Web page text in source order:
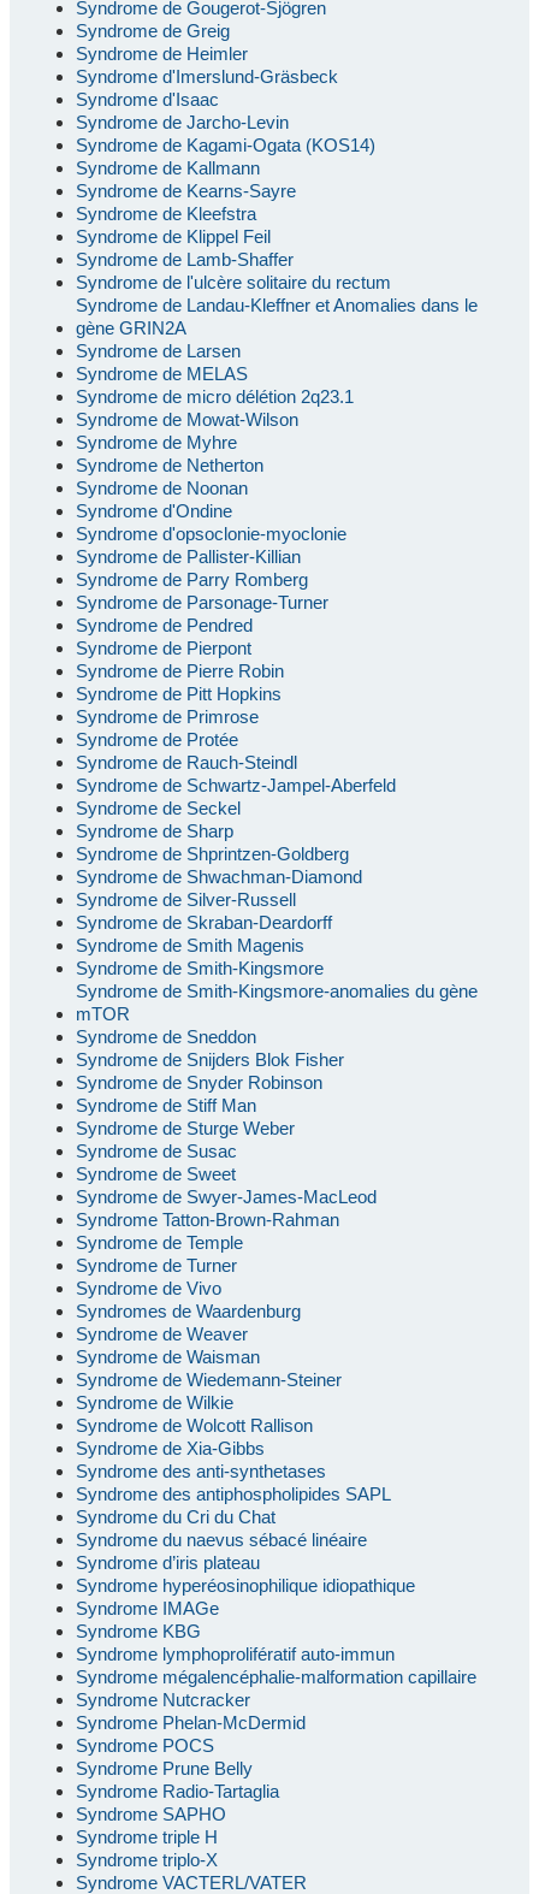
Syndrome de Gougerot-Sjögren
Syndrome de Greig
Syndrome de Heimler
Syndrome d'Imerslund-Gräsbeck
Syndrome d'Isaac
Syndrome de Jarcho-Levin
Syndrome de Kagami-Ogata (KOS14)
Syndrome de Kallmann
Syndrome de Kearns-Sayre
Syndrome de Kleefstra
Syndrome de Klippel Feil
Syndrome de Lamb-Shaffer
Syndrome de l'ulcère solitaire du rectum
Syndrome de Landau-Kleffner et Anomalies dans le
gène GRIN2A
Syndrome de Larsen
Syndrome de MELAS
Syndrome de micro délétion 2q23.1
Syndrome de Mowat-Wilson
Syndrome de Myhre
Syndrome de Netherton
Syndrome de Noonan
Syndrome d'Ondine
Syndrome d'opsoclonie-myoclonie
Syndrome de Pallister-Killian
Syndrome de Parry Romberg
Syndrome de Parsonage-Turner
Syndrome de Pendred
Syndrome de Pierpont
Syndrome de Pierre Robin
Syndrome de Pitt Hopkins
Syndrome de Primrose
Syndrome de Protée
Syndrome de Rauch-Steindl
Syndrome de Schwartz-Jampel-Aberfeld
Syndrome de Seckel
Syndrome de Sharp
Syndrome de Shprintzen-Goldberg
Syndrome de Shwachman-Diamond
Syndrome de Silver-Russell
Syndrome de Skraban-Deardorff
Syndrome de Smith Magenis
Syndrome de Smith-Kingsmore
Syndrome de Smith-Kingsmore-anomalies du gène
mTOR
Syndrome de Sneddon
Syndrome de Snijders Blok Fisher
Syndrome de Snyder Robinson
Syndrome de Stiff Man
Syndrome de Sturge Weber
Syndrome de Susac
Syndrome de Sweet
Syndrome de Swyer-James-MacLeod
Syndrome Tatton-Brown-Rahman
Syndrome de Temple
Syndrome de Turner
Syndrome de Vivo
Syndromes de Waardenburg
Syndrome de Weaver
Syndrome de Waisman
Syndrome de Wiedemann-Steiner
Syndrome de Wilkie
Syndrome de Wolcott Rallison
Syndrome de Xia-Gibbs
Syndrome des anti-synthetases
Syndrome des antiphospholipides SAPL
Syndrome du Cri du Chat
Syndrome du naevus sébacé linéaire
Syndrome d’iris plateau
Syndrome hyperéosinophilique idiopathique
Syndrome IMAGe
Syndrome KBG
Syndrome lymphoprolifératif auto-immun
Syndrome mégalencéphalie-malformation capillaire
Syndrome Nutcracker
Syndrome Phelan-McDermid
Syndrome POCS
Syndrome Prune Belly
Syndrome Radio-Tartaglia
Syndrome SAPHO
Syndrome triple H
Syndrome triplo-X
Syndrome VACTERL/VATER